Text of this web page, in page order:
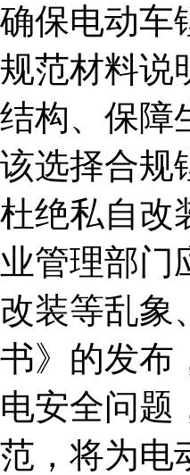
确保电动
规范材料说
结构、保障
该选择合规
杜绝私自改
业管理部门
改装等乱象
书》的发布
电安全问题
范，将为电